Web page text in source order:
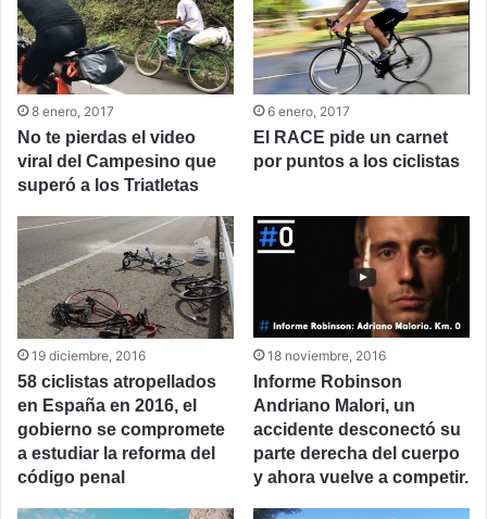
8 enero, 2017
No te pierdas el video
viral del Campesino que
superó a los Triatletas
6 enero, 2017
El RACE pide un carnet
por puntos a los ciclistas
19 diciembre, 2016
58 ciclistas atropellados
en España en 2016, el
gobierno se compromete
a estudiar la reforma del
código penal
18 noviembre, 2016
Informe Robinson
Andriano Malori, un
accidente desconectó su
parte derecha del cuerpo
y ahora vuelve a competir.